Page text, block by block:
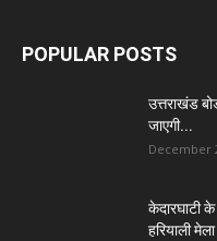
POPULAR POSTS
उत्तराखंड
जाएगी...
December
केदारघाटी के
हरियाली